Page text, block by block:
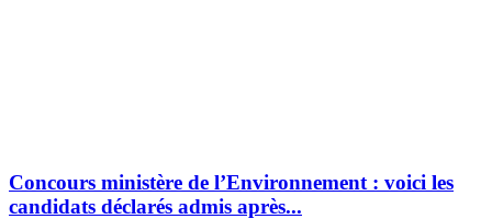
Concours ministère de l’Environnement : voici les
candidats déclarés admis après...